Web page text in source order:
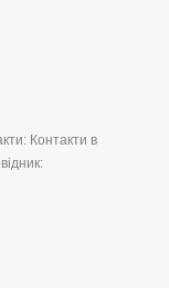
Контакти в